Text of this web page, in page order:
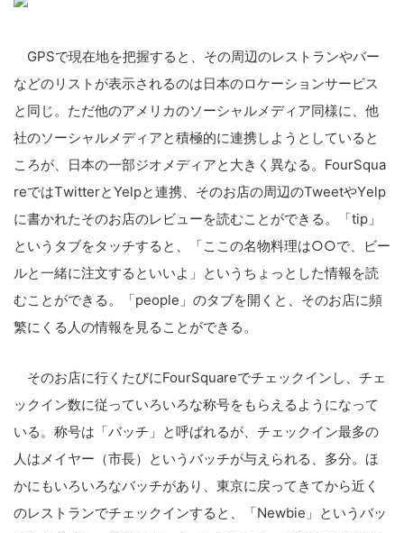
GPSで現在地を把握すると、その周辺のレストランやバー
などのリストが表示されるのは日本のロケーションサービス
と同じ。ただ他のアメリカのソーシャルメディ ア同様に、他
社のソーシャルメディ アと積極的に連携しようとしていると
ころが、日本の一部ジオメディアと大きく異なる。FourSqua
reではTwitterとYelpと連携、 そのお店の周辺のTweetやYelp
に書かれたそのお店のレビューを読むことができる。「tip」
というタブをタッチすると、
「ここの名物料理は○○で、ビー
ルと一緒に注文するといいよ」と いうちょっとした情報を読
むこと ができる。「people」のタブを開くと、そのお店に頻
繁にく る人の情報を見ることができる。
そのお店に行くたびにFourSquareでチェックインし、チェ
ックイン数に従っていろいろな称号をもらえるようになって
いる。称号は「バッチ」と呼ばれるが、チェックイン最多の
人はメイヤー（市長）というバッチが与えられる、多分。ほ
かにもいろいろなバッチがあり、東京に戻ってきてから近く
のレストランでチェックインすると、「Newbie」と いうバッ